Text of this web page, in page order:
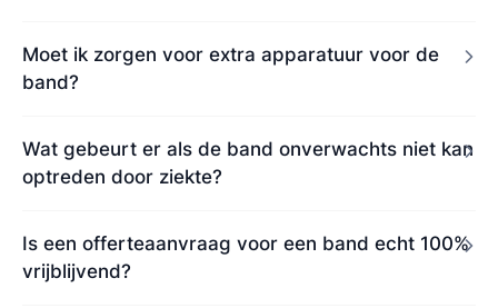
Moet ik zorgen voor extra apparatuur voor de
band?
Wat gebeurt er als de band onverwachts niet kan
optreden door ziekte?
Is een offerteaanvraag voor een band echt 100%
vrijblijvend?